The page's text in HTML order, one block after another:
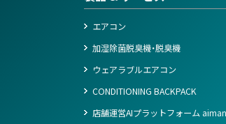
エアコン
加湿除菌脱臭機・脱臭機
ウェアラブルエアコン
CONDITIONING BACKPACK
店舗運営AIプラットフォーム